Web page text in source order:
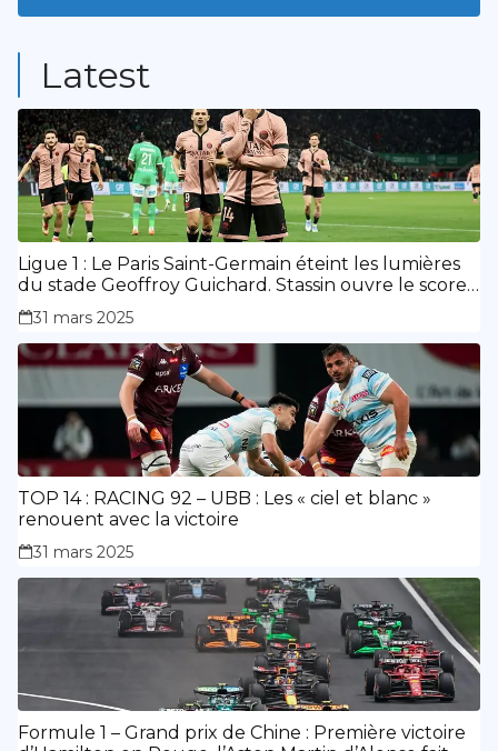
Latest
Ligue 1 : Le Paris Saint-Germain éteint les lumières
du stade Geoffroy Guichard. Stassin ouvre le score,
doublé de Doué.
31 mars 2025
TOP 14 : RACING 92 – UBB : Les « ciel et blanc »
renouent avec la victoire
31 mars 2025
Formule 1 – Grand prix de Chine : Première victoire